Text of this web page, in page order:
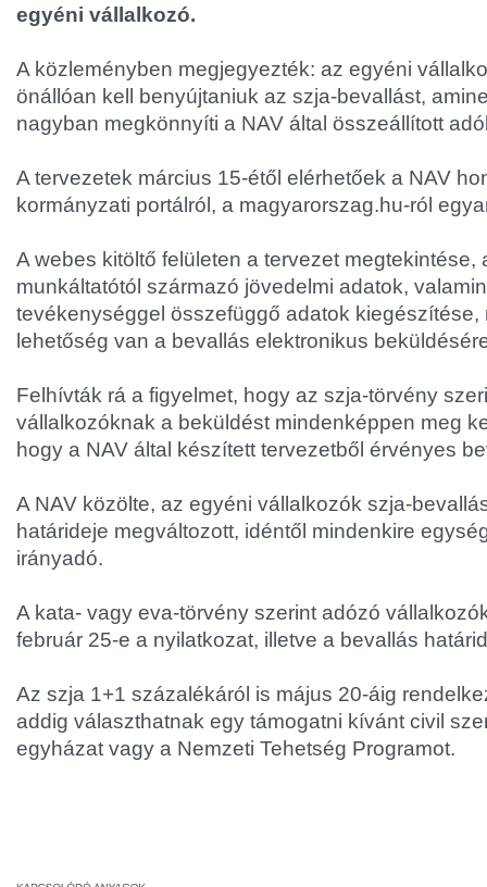
egyéni vállalkozó.
A közleményben megjegyezték: az egyéni
önállóan kell benyújtaniuk az szja-bevallást,
nagyban megkönnyíti a NAV által összeállított
A tervezetek március 15-étől elérhetőek a NAV
kormányzati portálról, a magyarorszag.hu-ról
A webes kitöltő felületen a tervezet megtekintése,
munkáltatótól származó jövedelmi adatok,
tevékenységgel összefüggő adatok kiegészítése,
lehetőség van a bevallás elektronikus
Felhívták rá a figyelmet, hogy az szja-törvény
vállalkozóknak a beküldést mindenképpen meg
hogy a NAV által készített tervezetből érvényes
A NAV közölte, az egyéni vállalkozók szja-
határideje megváltozott, idéntől mindenkire
irányadó.
A kata- vagy eva-törvény szerint adózó
február 25-e a nyilatkozat, illetve a bevallás
Az szja 1+1 százalékáról is május 20-áig
addig választhatnak egy támogatni kívánt civil
egyházat vagy a Nemzeti Tehetség Programot.